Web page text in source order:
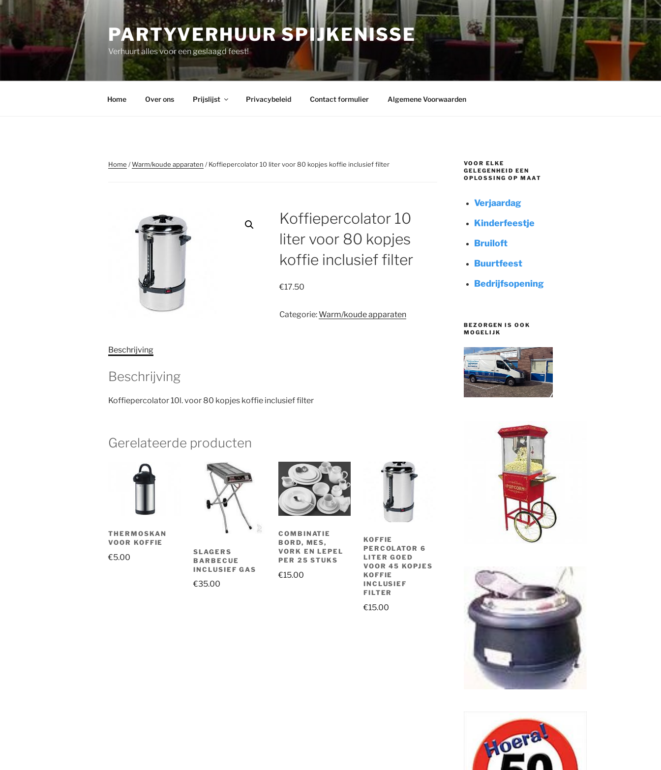
PARTYVERHUUR SPIJKENISSE
Verhuurt alles voor een geslaagd feest!
Home Over ons Prijslijst Privacybeleid Contact formulier Algemene Voorwaarden
Home /Warm/koude apparaten / Koffiepercolator 10 liter voor 80 kopjes koffie inclusief filter
Koffiepercolator 10
liter voor 80 kopjes
koffie inclusief filter
€17.50
Categorie:Warm/koude apparaten
Beschrijving
Beschrijving
Koffiepercolator 10l. voor 80 kopjes koffie inclusief filter
Gerelateerde producten
THERMOSKAN
VOOR KOFFIE
€5.00
SLAGERS
BARBECUE
INCLUSIEF GAS
€35.00
COMBINATIE
BORD, MES,
VORK EN LEPEL
PER 25 STUKS
€15.00
KOFFIE
PERCOLATOR 6
LITER GOED
VOOR 45 KOPJES
KOFFIE
INCLUSIEF
FILTER
€15.00
VOOR ELKE
GELEGENHEID EEN
OPLOSSING OP MAAT
Verjaardag
Kinderfeestje
Bruiloft
Buurtfeest
Bedrijfsopening
BEZORGEN IS OOK
MOGELIJK